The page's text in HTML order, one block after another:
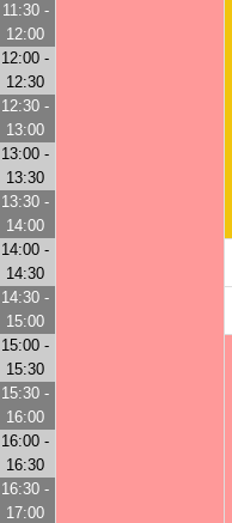
11:30 -
12:00
12:00 -
12:30
12:30 -
13:00
13:00 -
13:30
13:30 -
14:00
14:00 -
14:30
14:30 -
15:00
15:00 -
15:30
15:30 -
16:00
16:00 -
16:30
16:30 -
17:00